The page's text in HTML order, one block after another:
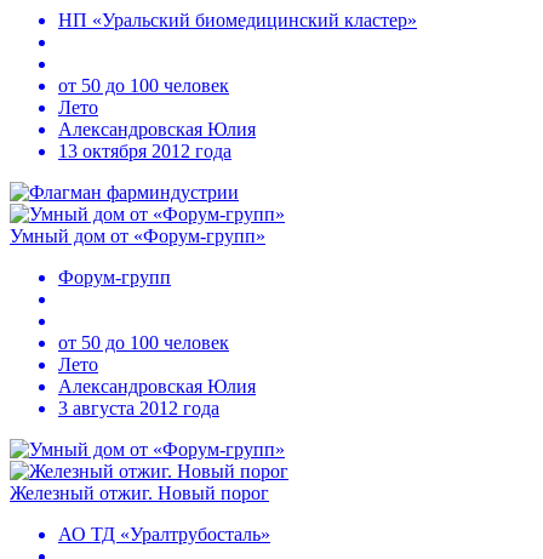
НП «Уральский биомедицинский кластер»
от 50 до 100 человек
Лето
Александровская Юлия
13 октября 2012 года
Умный дом от «Форум-групп»
Форум-групп
от 50 до 100 человек
Лето
Александровская Юлия
3 августа 2012 года
Железный отжиг. Новый порог
АО ТД «Уралтрубосталь»